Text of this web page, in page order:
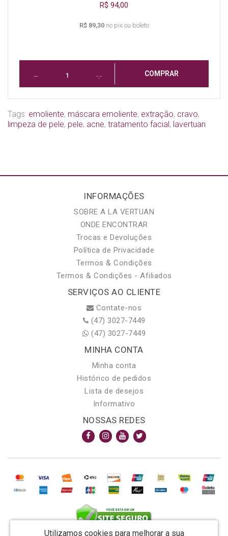
R$ 94,00
R$ 89,30no pix ou boleto
COMPRAR
Tags: emoliente, máscara emoliente, extração, cravo,
limpeza de pele, pele, acne, tratamento facial, lavertuan
INFORMAÇÕES
SOBRE A LA VERTUAN
ONDE ENCONTRAR
Trocas e Devoluções
Política de Privacidade
Termos & Condições
Termos & Condições - Afiliados
SERVIÇOS AO CLIENTE
Contate-nos
(47) 3027-7449
(47) 3027-7449
MINHA CONTA
Minha conta
Histórico de pedidos
Lista de desejos
Informativo
NOSSAS REDES
Utilizamos cookies para melhorar a sua